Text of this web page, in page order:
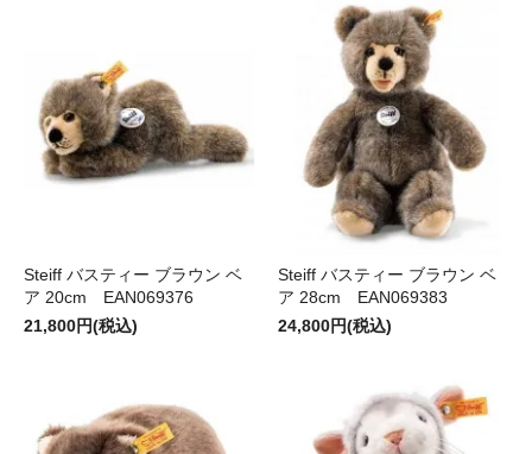
Steiff バスティー ブラウン ベ
ア 20cm EAN069376
21,800円(税込)
Steiff バスティー ブラウン ベ
ア 28cm EAN069383
24,800円(税込)